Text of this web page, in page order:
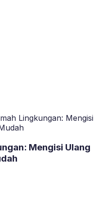
Lingkungan: Mengisi
Mengisi Ulang